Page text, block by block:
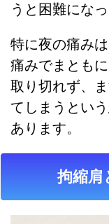
うと困難にな
特に夜の痛み
痛みでまとも
取り切れず、
てしまうとい
あります。
拘縮肩